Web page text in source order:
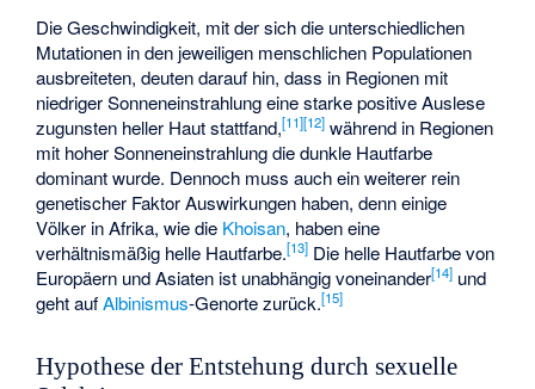
Die Geschwindigkeit, mit der sich die unterschiedlichen
Mutationen in den jeweiligen menschlichen Populationen
ausbreiteten, deuten darauf hin, dass in Regionen mit
niedriger Sonneneinstrahlung eine starke positive Auslese
zugunsten heller Haut stattfand,[11][12] während in Regionen
mit hoher Sonneneinstrahlung die dunkle Hautfarbe
dominant wurde. Dennoch muss auch ein weiterer rein
genetischer Faktor Auswirkungen haben, denn einige
Völker in Afrika, wie die Khoisan, haben eine
verhältnismäßig helle Hautfarbe.[13] Die helle Hautfarbe von
Europäern und Asiaten ist unabhängig voneinander[14] und
geht aufAlbinismus-Genorte zurück.[15]
Hypothese der Entstehung durch sexuelle